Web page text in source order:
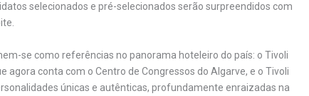
selecionados e pré-selecionados serão surpreendidos com
se como referências no panorama hoteleiro do país: o Tivoli
agora conta com o Centro de Congressos do Algarve, e o Tivoli
únicas e autênticas, profundamente enraizadas na